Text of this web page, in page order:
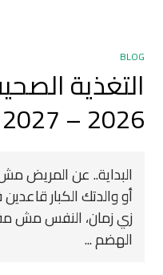
BLOG
التغذية
2026 – 2027
البداية.. عن المريض
أو والدتك الكبار
زي زمان، النفس مش
الهضم ...